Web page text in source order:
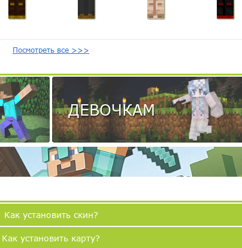
Посмотреть все >>>
ДЕВОЧКАМ
Как установить скин?
Как установить карту?